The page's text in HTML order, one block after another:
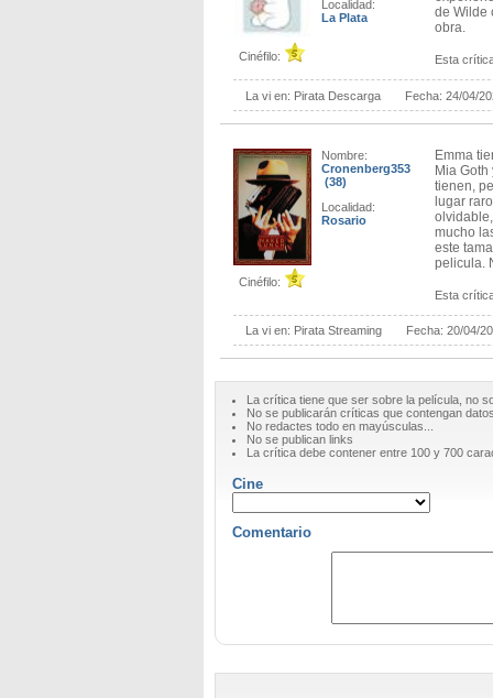
Cinéfilo:
Localidad:
La Plata
de Wilde
obra.
Esta
La vi en: Pirata Descarga Fecha:24/04/
Cinéfilo:
Nombre:
Cronenberg353
(38)
Localidad:
Rosario
Emma
Mia
tienen,
lugar
mucho
este
pelicula.
Esta
La vi en: Pirata Streaming Fecha:20/04/
La crítica tiene que ser sobre la película, no
No se publicarán críticas que contengan
No redactes todo en mayúsculas...
No se publican links
La crítica debe contener entre 100 y 700
Cine
Comentario